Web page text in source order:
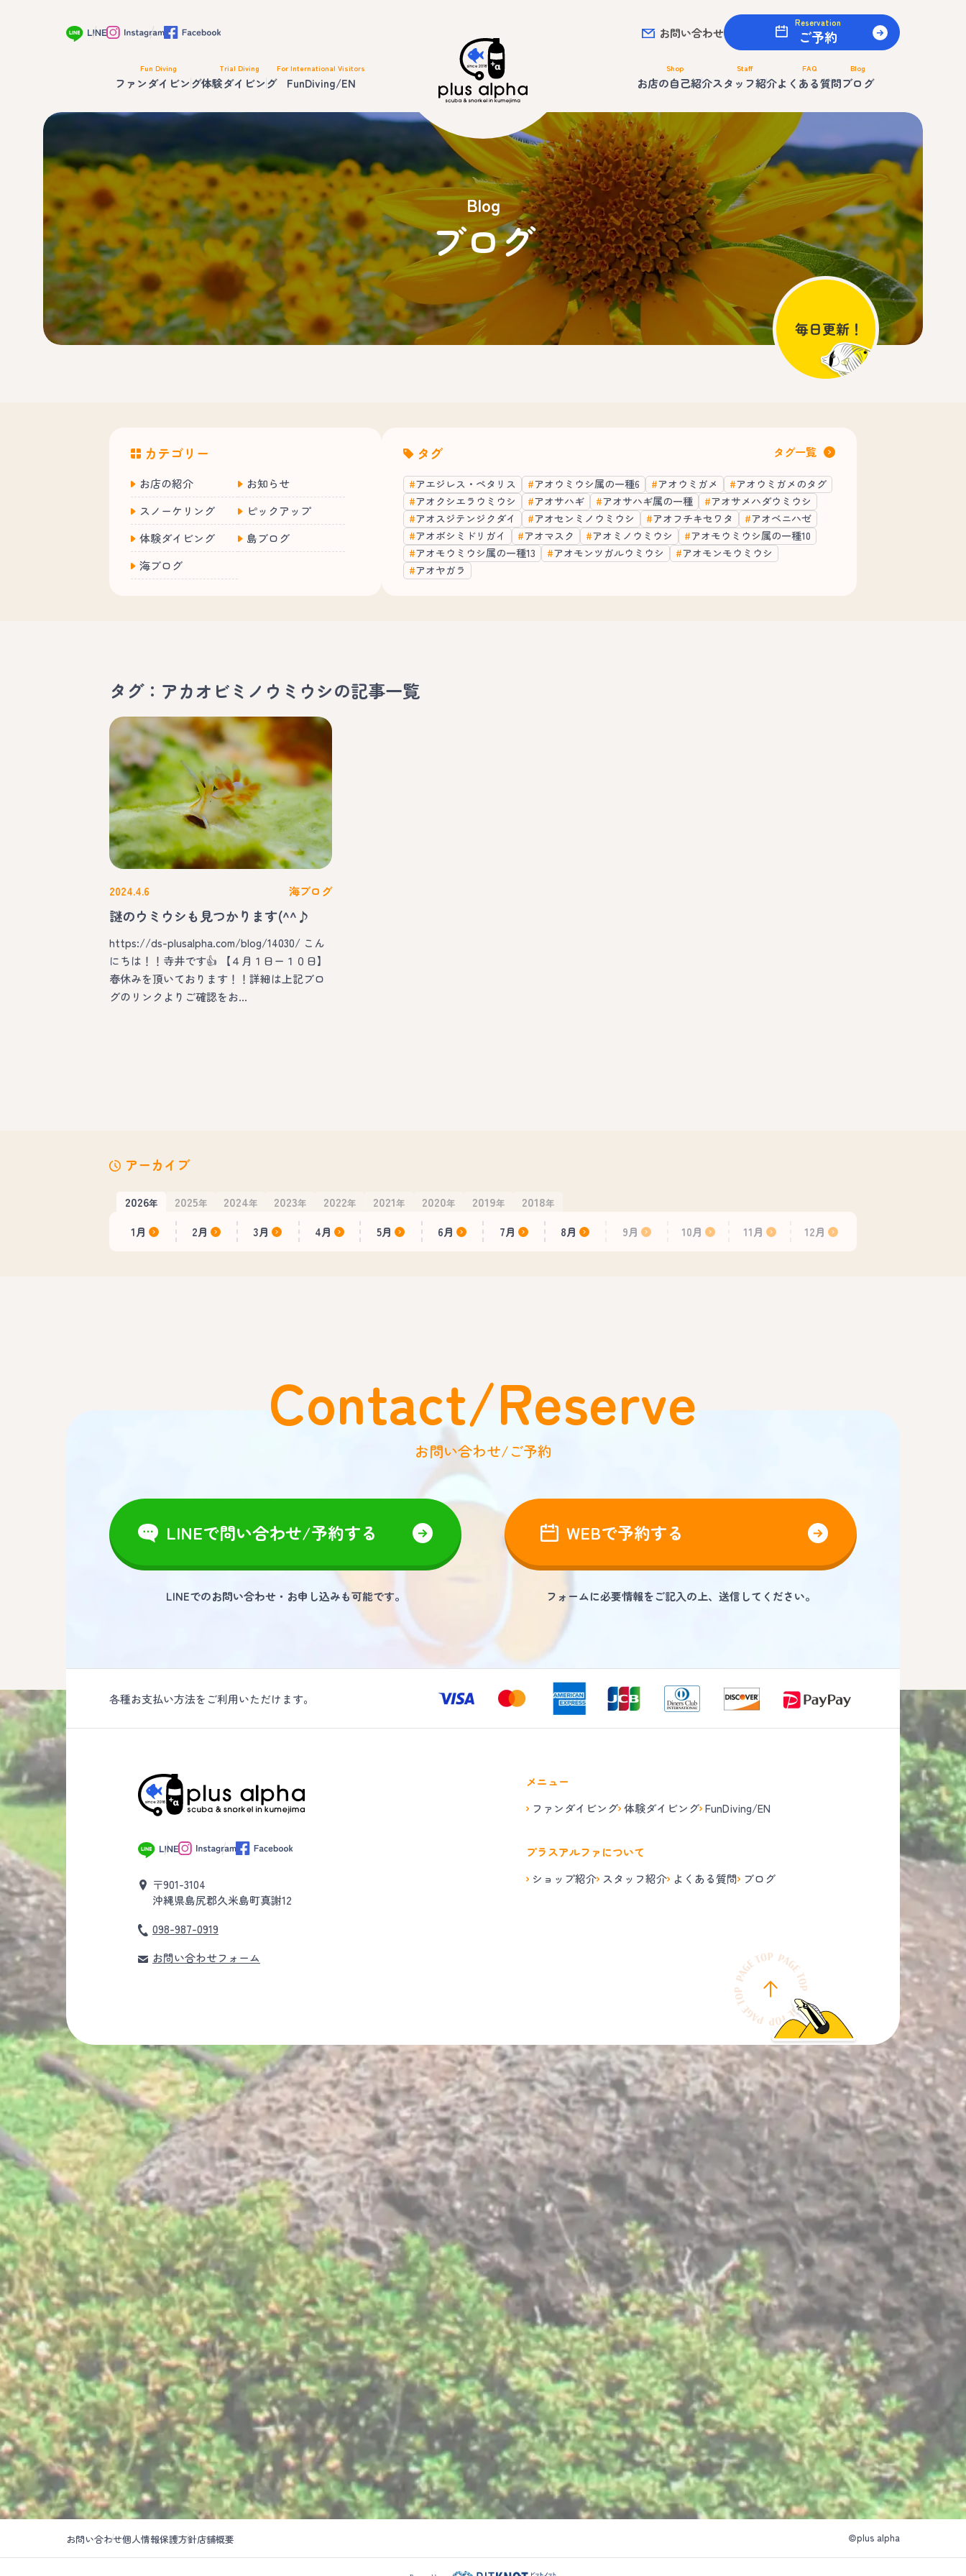
お問い合わせ
Reservation
ご予約
Fun Diving
ファンダイビング
Trial Diving
体験ダイビング
For International Visitors
FunDiving/EN
Shop
お店の自己紹介
Staff
スタッフ紹介
FAQ
よくある質問
Blog
ブログ
Blog
ブログ
カテゴリー
お店の紹介
お知らせ
スノーケリング
ピックアップ
体験ダイビング
島ブログ
海ブログ
タグ タグ一覧
アエジレス・ペタリス アオウミウシ属の一種6 アオウミガメ
アオウミガメのタグ
アオクシエラウミウシ
アオサハギ アオサハギ属の一種
アオサメハダウミウシ
アオスジテンジクダイ
アオセンミノウミウシ アオフチキセワタ
アオベニハゼ
アオボシミドリガイ
アオマスク アオミノウミウシ
アオモウミウシ属の一種10
アオモウミウシ属の一種13
アオモンツガルウミウシ
アオモンモウミウシ
アオヤガラ
タグ：アカオビミノウミウシの記事一覧
2024.4.6 海ブログ
謎のウミウシも見つかります(^^♪
https://ds-plusalpha.com/blog/14030/ こん
にちは！！寺井です👍 【４月１日ー１０日】
春休みを頂いております！！詳細は上記ブロ
グのリンクよりご確認をお…
アーカイブ
2026年 2025年 2024年 2023年 2022年 2021年 2020年 2019年 2018年
1月 2月 3月 4月 5月 6月 7月 8月 9月 10月 11月 12月
Contact/Reserve
お問い合わせ/ご予約
LINEで問い合わせ/予約する
LINEでのお問い合わせ・お申し込みも可能です。
WEBで予約する
フォームに必要情報をご記入の上、送信してください。
各種お支払い方法をご利用いただけます。
〒901-3104
沖縄県島尻郡久米島町真謝12
098-987-0919
お問い合わせフォーム
メニュー
ファンダイビング 体験ダイビング FunDiving/EN
プラスアルファについて
ショップ紹介 スタッフ紹介 よくある質問 ブログ
お問い合わせ個人情報保護方針店舗概要 ©plus alpha